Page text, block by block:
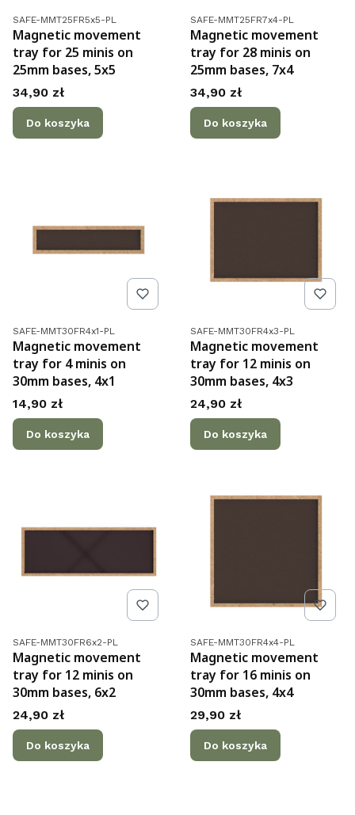
Kod produktu
SAFE-MMT25FR5x5-PL
Magnetic movement
tray for 25 minis on
25mm bases, 5x5
Cena
34,90 zł
Do koszyka
Kod produktu
SAFE-MMT25FR7x4-PL
Magnetic movement
tray for 28 minis on
25mm bases, 7x4
Cena
34,90 zł
Do koszyka
Kod produktu
SAFE-MMT30FR4x1-PL
Magnetic movement
tray for 4 minis on
30mm bases, 4x1
Cena
14,90 zł
Do koszyka
Kod produktu
SAFE-MMT30FR4x3-PL
Magnetic movement
tray for 12 minis on
30mm bases, 4x3
Cena
24,90 zł
Do koszyka
Kod produktu
SAFE-MMT30FR6x2-PL
Magnetic movement
tray for 12 minis on
30mm bases, 6x2
Cena
24,90 zł
Do koszyka
Kod produktu
SAFE-MMT30FR4x4-PL
Magnetic movement
tray for 16 minis on
30mm bases, 4x4
Cena
29,90 zł
Do koszyka